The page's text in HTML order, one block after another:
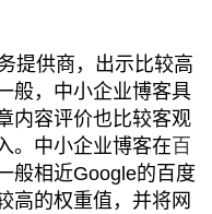
提供商，出示比较高
般，中小企业博客具
内容评价也比较客观
。中小企业博客在 百
般相近Google的百度
高的权重值，并将网